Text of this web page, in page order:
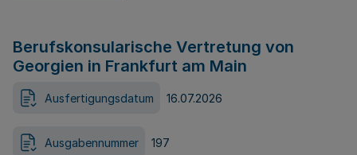
Berufskonsularische Vertretung von
Georgien in Frankfurt am Main
Ausfertigungsdatum 16.07.2026
Ausgabennummer 197